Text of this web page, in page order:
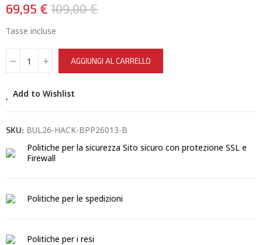
69,95 € 109,00 €
Tasse incluse
AGGIUNGI AL CARRELLO
Add to Wishlist
SKU: BUL26-HACK-BPP26013-B
Politiche per la sicurezza Sito sicuro con protezione SSL e
Firewall
Politiche per le spedizioni
Politiche per i resi